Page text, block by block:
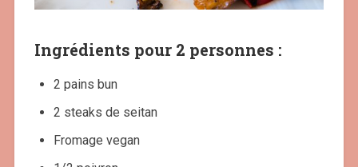
Ingrédients pour 2 personnes :
2 pains bun
2 steaks de seitan
Fromage vegan